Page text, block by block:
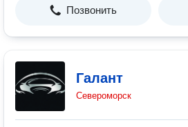
Позвонить
Галант
Североморск